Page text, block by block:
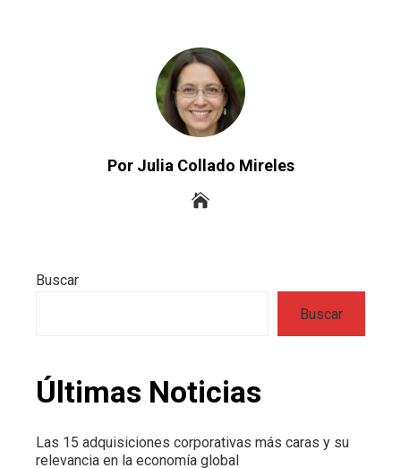
Por Julia Collado Mireles
Buscar
Buscar
Últimas Noticias
Las 15 adquisiciones corporativas más caras y su
relevancia en la economía global